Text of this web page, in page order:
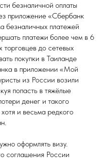
безналичной оплаты
приложение «Сбербанк
безналичных платежей
платежи более чем в 6
торговцев до сетевых
покупки в Таиланде
в приложении «Мой
из России возили
попасть в тяжёлые
денег и такого
и весьма редкого
оформлять визу.
соглашения России